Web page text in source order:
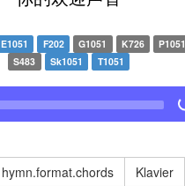
E1051 F202 G1051 K726 P1051
S483
Sk1051 T1051
hymn.format.chords Klavier